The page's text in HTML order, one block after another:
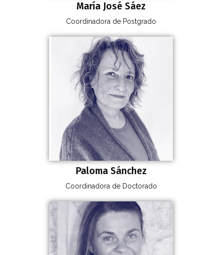
María José Sáez
Coordinadora de Postgrado
Paloma Sánchez
Coordinadora de Doctorado